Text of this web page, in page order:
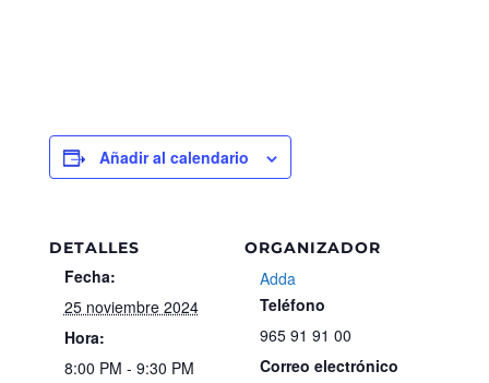
Añadir al calendario
DETALLES
Fecha:
25 noviembre 2024
Hora:
8:00 PM - 9:30 PM
ORGANIZADOR
Adda
Teléfono
965 91 91 00
Correo electrónico